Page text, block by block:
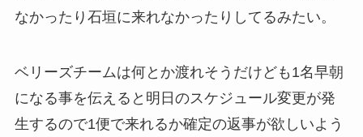
なかったり石垣に来れなかったりしてるみたい。
ベリーズチームは何とか渡れそうだけども1名早朝
になる事を伝えると明日のスケジュール変更が発
生するので1便で来れるか確定の返事が欲しいよう